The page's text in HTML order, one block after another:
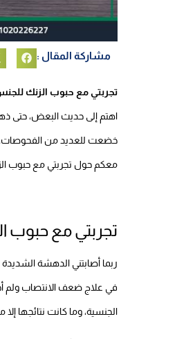
مشاركة المقال :
تجربتي مع حبوب الزنك
اهتم إلى حديث البعض، حتى
خضعت للعديد من الفحوصات،
معكم حول تجربتي مع حبوب
تجربتي مع حبوب
ربما أصابتني الدهشة
في علاج ضعف الانتصاب ولم
الجنسية، وما كانت نتائجها إلا